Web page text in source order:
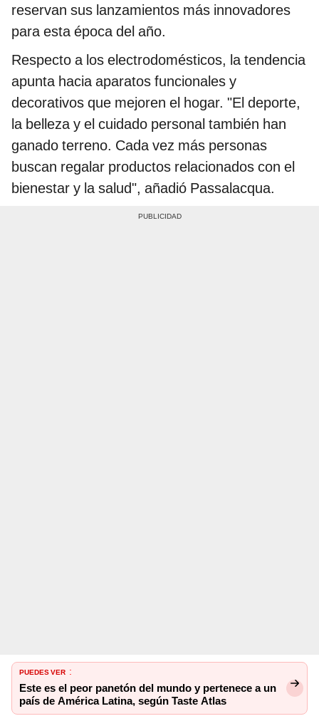
reservan sus lanzamientos más innovadores
para esta época del año.
Respecto a los electrodomésticos, la tendencia
apunta hacia aparatos funcionales y
decorativos que mejoren el hogar. "El deporte,
la belleza y el cuidado personal también han
ganado terreno. Cada vez más personas
buscan regalar productos relacionados con el
bienestar y la salud", añadió Passalacqua.
PUEDES VER :
Este es el peor panetón del mundo y pertenece a un
país de América Latina, según Taste Atlas